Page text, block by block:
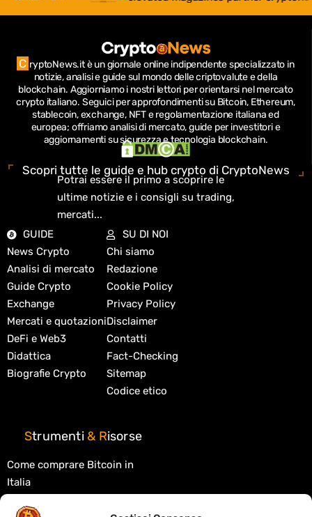
C ryptoNews.it è un giornale online indipendente specializzato in
notizie, analisi e guide sul mondo delle criptovalute e della
blockchain. Aggiorniamo i nostri lettori per orientarsi nel mercato
crypto italiano. Seguici per approfondimenti su Bitcoin, Ethereum,
stablecoin, exchange, NFT e regolamentazione italiana ed
europea; offriamo analisi di mercato, guide per investitori e
aggiornamenti su sicurezza e tecnologia blockchain.
Scopri tutte le guide e hub crypto di CryptoNews
Potrai essere il primo a scoprire le
ultime notizie e i consigli su trading,
mercati...
GUIDE
News Crypto
Analisi di mercato
Guide Crypto
Exchange
Mercati e quotazioni
DeFi e Web3
Didattica
Biografie Crypto
SU DI NOI
Chi siamo
Redazione
Cookie Policy
Privacy Policy
Disclaimer
Contatti
Fact-Checking
Sitemap
Codice etico
Strumenti & Risorse
Come comprare Bitcoin in
Italia
Migliori exchange crypto